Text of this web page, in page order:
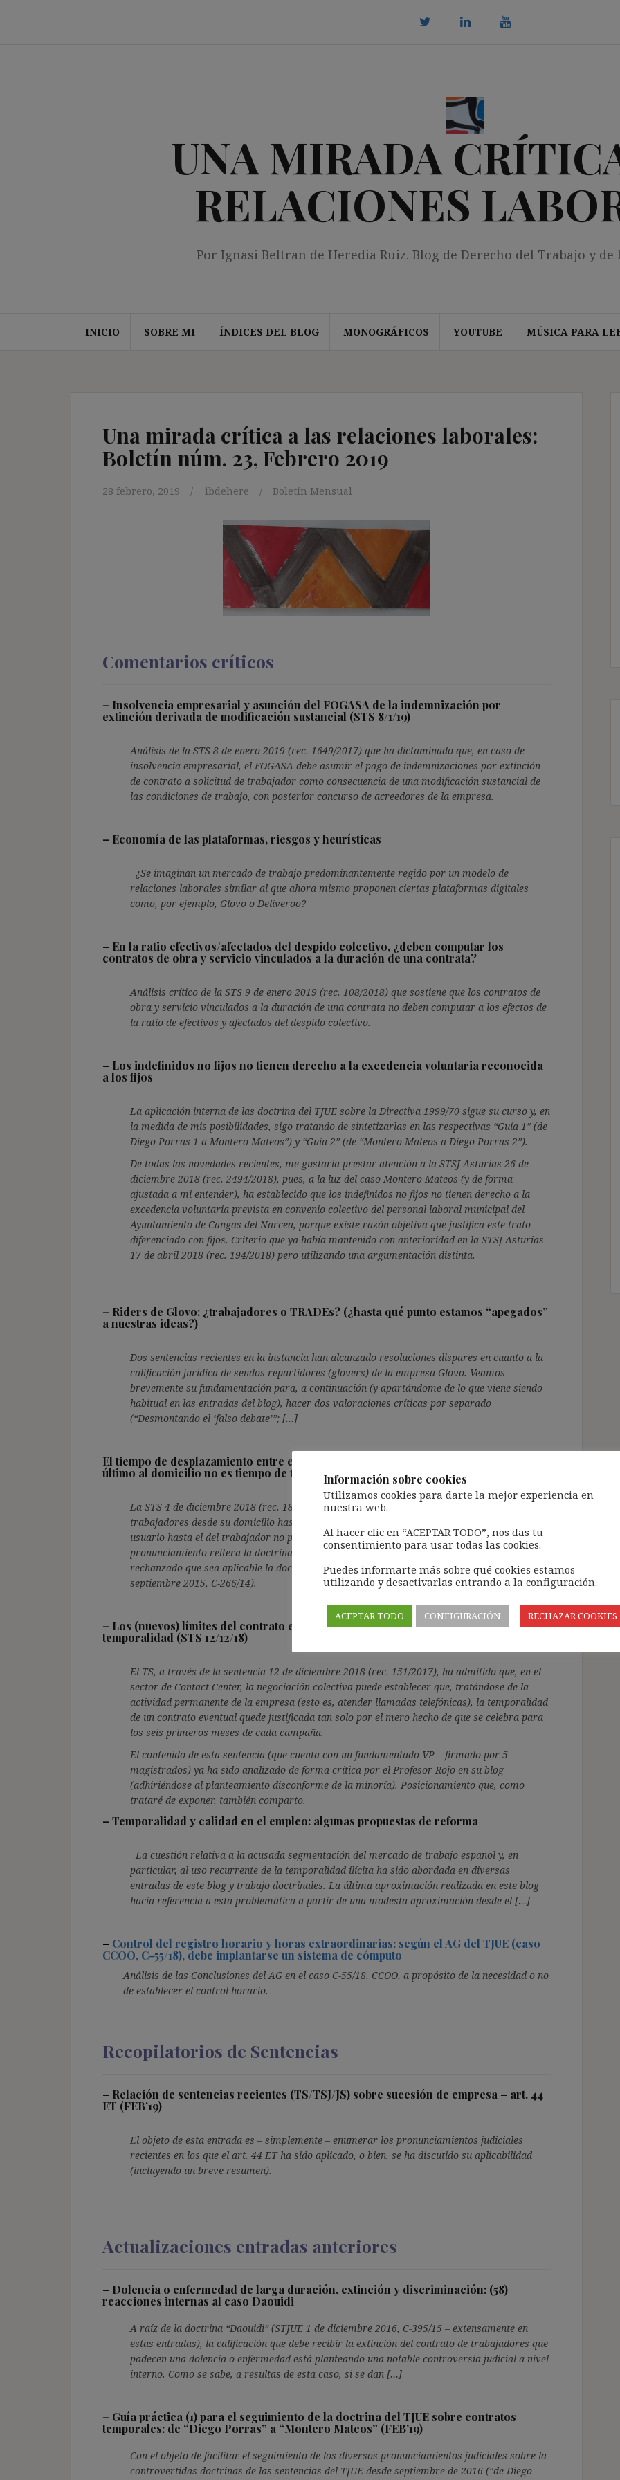
UNA MIRADA
RELACIONES
Por Ignasi Beltran de Heredia Ruiz. Blog de Derecho del Trabajo y de
INICIO SOBRE MI ÍNDICES DEL BLOG MONOGRÁFICOS YOUTUBE MÚSICA PARA
Una mirada crítica a las relaciones laborales:
Boletín núm. 23, Febrero 2019
28 febrero, 2019 ibdehere Boletín Mensual
Comentarios críticos
– Insolvencia empresarial y asunción del FOGASA de la indemnización por
extinción derivada de modificación sustancial (STS 8/1/19)
Análisis de la STS 8 de enero 2019 (rec. 1649/2017) que ha dictaminado que, en caso de
insolvencia empresarial, el FOGASA debe asumir el pago de indemnizaciones por extinción
de contrato a solicitud de trabajador como consecuencia de una modificación sustancial de
las condiciones de trabajo, con posterior concurso de acreedores de la empresa.
– Economía de las plataformas, riesgos y heurísticas
¿Se imaginan un mercado de trabajo predominantemente regido por un modelo de
relaciones laborales similar al que ahora mismo proponen ciertas plataformas digitales
como, por ejemplo, Glovo o Deliveroo?
– En la ratio efectivos/afectados del despido colectivo, ¿deben computar los
contratos de obra y servicio vinculados a la duración de una contrata?
Análisis crítico de la STS 9 de enero 2019 (rec. 108/2018) que sostiene que los contratos de
obra y servicio vinculados a la duración de una contrata no deben computar a los efectos de
la ratio de efectivos y afectados del despido colectivo.
– Los indefinidos no fijos no tienen derecho a la excedencia voluntaria reconocida
a los fijos
La aplicación interna de las doctrina del TJUE sobre la Directiva 1999/70 sigue su curso y, en
la medida de mis posibilidades, sigo tratando de sintetizarlas en las respectivas “Guía 1″ (de
Diego Porras 1 a Montero Mateos”) y “Guía 2” (de “Montero Mateos a Diego Porras 2”).
De todas las novedades recientes, me gustaría prestar atención a la STSJ Asturias 26 de
diciembre 2018 (rec. 2494/2018), pues, a la luz del caso Montero Mateos (y de forma
ajustada a mi entender), ha establecido que los indefinidos no fijos no tienen derecho a la
excedencia voluntaria prevista en convenio colectivo del personal laboral municipal del
Ayuntamiento de Cangas del Narcea, porque existe razón objetiva que justifica este trato
diferenciado con fijos. Criterio que ya había mantenido con anterioridad en la STSJ Asturias
17 de abril 2018 (rec. 194/2018) pero utilizando una argumentación distinta.
– Riders de Glovo: ¿trabajadores o TRADEs? (¿hasta qué punto estamos “apegados”
a nuestras ideas?)
Dos sentencias recientes en la instancia han alcanzado resoluciones dispares en cuanto a la
calificación jurídica de sendos repartidores (glovers) de la empresa Glovo. Veamos
brevemente su fundamentación para, a continuación (y apartándome de lo que viene siendo
habitual en las entradas del blog), hacer dos valoraciones críticas por separado
(“Desmontando el ‘falso debate’”; […]
El tiempo de desplazamiento entre el domicilio hasta el primer cliente o desde el
último al domicilio no es tiempo de trabajo (STS 4/12/2018)
La STS 4 de diciembre 2018 (rec. 188/2017) ha entendido que el tiempo destinado por los
trabajadores desde su domicilio hasta el del primer usuario y desde el domicilio del último
usuario hasta el del trabajador no puede ser calificado como tiempo de trabajo. Este
pronunciamiento reitera la doctrina de la STS 1 de diciembre 2015 (rec. 284/2014),
rechanzado que sea aplicable la doctrina del TJUE en el caso Tyco (sentencia 10 de
septiembre 2015, C-266/14).
– Los (nuevos) límites del contrato eventual o el (indeseable) estímulo de la
temporalidad (STS 12/12/18)
El TS, a través de la sentencia 12 de diciembre 2018 (rec. 151/2017), ha admitido que, en el
sector de Contact Center, la negociación colectiva puede establecer que, tratándose de la
actividad permanente de la empresa (esto es, atender llamadas telefónicas), la temporalidad
de un contrato eventual quede justificada tan solo por el mero hecho de que se celebra para
los seis primeros meses de cada campaña.
El contenido de esta sentencia (que cuenta con un fundamentado VP – firmado por 5
magistrados) ya ha sido analizado de forma crítica por el Profesor Rojo en su blog
(adhiriéndose al planteamiento disconforme de la minoría). Posicionamiento que, como
trataré de exponer, también comparto.
– Temporalidad y calidad en el empleo: algunas propuestas de reforma
La cuestión relativa a la acusada segmentación del mercado de trabajo español y, en
particular, al uso recurrente de la temporalidad ilícita ha sido abordada en diversas
entradas de este blog y trabajo doctrinales. La última aproximación realizada en este blog
hacía referencia a esta problemática a partir de una modesta aproximación desde el […]
– Control del registro horario y horas extraordinarias: según el AG del TJUE (caso
CCOO, C-55/18), debe implantarse un sistema de cómputo
Análisis de las Conclusiones del AG en el caso C-55/18, CCOO, a propósito de la necesidad o no
de establecer el control horario.
Recopilatorios de Sentencias
– Relación de sentencias recientes (TS/TSJ/JS) sobre sucesión de empresa – art. 44
ET (FEB’19)
El objeto de esta entrada es – simplemente – enumerar los pronunciamientos judiciales
recientes en los que el art. 44 ET ha sido aplicado, o bien, se ha discutido su aplicabilidad
(incluyendo un breve resumen).
Actualizaciones entradas anteriores
– Dolencia o enfermedad de larga duración, extinción y discriminación: (58)
reacciones internas al caso Daouidi
A raíz de la doctrina “Daouidi” (STJUE 1 de diciembre 2016, C-395/15 – extensamente en
estas entradas), la calificación que debe recibir la extinción del contrato de trabajadores que
padecen una dolencia o enfermedad está planteando una notable controversia judicial a nivel
interno. Como se sabe, a resultas de esta caso, si se dan […]
– Guía práctica (1) para el seguimiento de la doctrina del TJUE sobre contratos
temporales: de “Diego Porras” a “Montero Mateos” (FEB’19)
Con el objeto de facilitar el seguimiento de los diversos pronunciamientos judiciales sobre la
controvertidas doctrinas de las sentencias del TJUE desde septiembre de 2016 (“de Diego
Información sobre cookies
Utilizamos cookies para darte la mejor experiencia en
nuestra web.
Al hacer clic en “ACEPTAR TODO”, nos das tu
consentimiento para usar todas las cookies.
Puedes informarte más sobre qué cookies estamos
utilizando y desactivarlas entrando a la configuración.
ACEPTAR TODO CONFIGURACIÓN RECHAZAR COOKIES